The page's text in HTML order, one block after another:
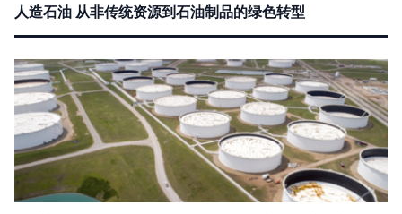
人造石油 从非传统资源到石油制品的绿色转型